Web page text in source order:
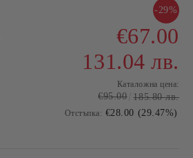
-29%
€67.00
131.04 лв.
Каталожна цена:
€95.00 185.80 лв.
Отстъпка: €28.00 (29.47%)